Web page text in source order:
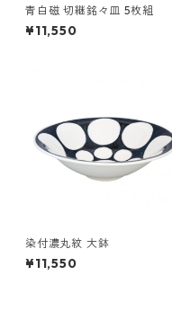
青白磁 切継銘々皿 5枚組
¥11,550
染付濃丸紋 大鉢
¥11,550